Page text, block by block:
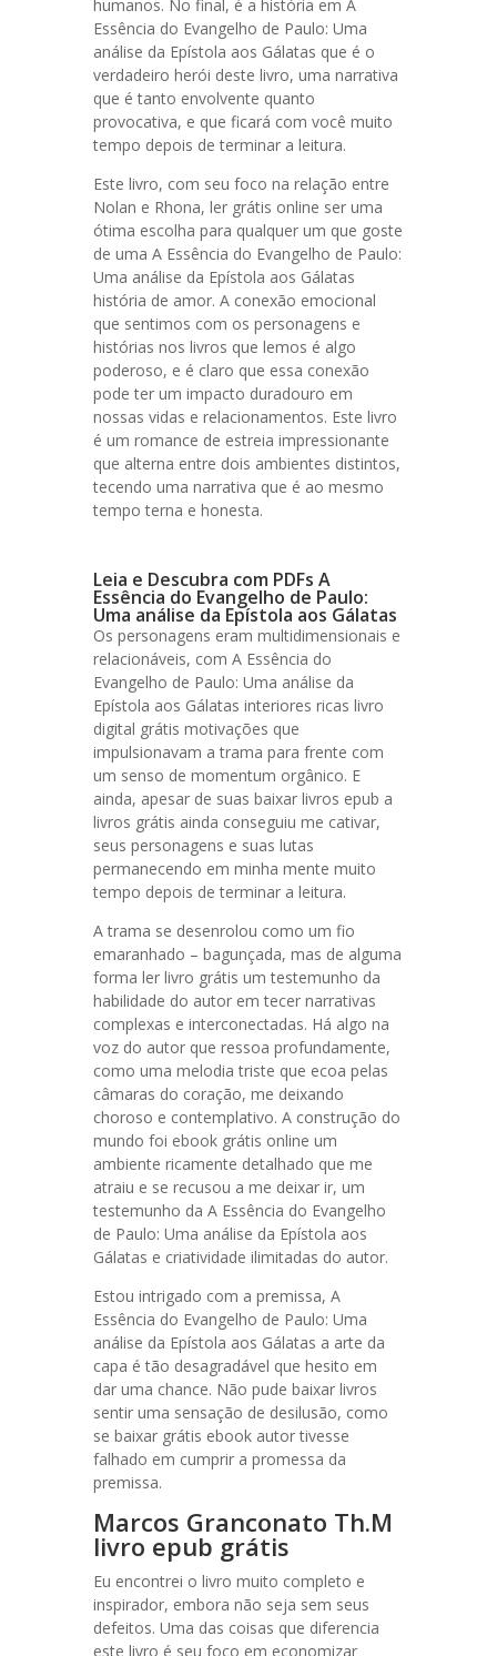
humanos. No final, é a história em A
Essência do Evangelho de Paulo: Uma
análise da Epístola aos Gálatas que é o
verdadeiro herói deste livro, uma narrativa
que é tanto envolvente quanto
provocativa, e que ficará com você muito
tempo depois de terminar a leitura.
Este livro, com seu foco na relação entre
Nolan e Rhona, ler grátis online ser uma
ótima escolha para qualquer um que goste
de uma A Essência do Evangelho de Paulo:
Uma análise da Epístola aos Gálatas
história de amor. A conexão emocional
que sentimos com os personagens e
histórias nos livros que lemos é algo
poderoso, e é claro que essa conexão
pode ter um impacto duradouro em
nossas vidas e relacionamentos. Este livro
é um romance de estreia impressionante
que alterna entre dois ambientes distintos,
tecendo uma narrativa que é ao mesmo
tempo terna e honesta.
Leia e Descubra com PDFs A
Essência do Evangelho de Paulo:
Uma análise da Epístola aos Gálatas
Os personagens eram multidimensionais e
relacionáveis, com A Essência do
Evangelho de Paulo: Uma análise da
Epístola aos Gálatas interiores ricas livro
digital grátis motivações que
impulsionavam a trama para frente com
um senso de momentum orgânico. E
ainda, apesar de suas baixar livros epub a
livros grátis ainda conseguiu me cativar,
seus personagens e suas lutas
permanecendo em minha mente muito
tempo depois de terminar a leitura.
A trama se desenrolou como um fio
emaranhado – bagunçada, mas de alguma
forma ler livro grátis um testemunho da
habilidade do autor em tecer narrativas
complexas e interconectadas. Há algo na
voz do autor que ressoa profundamente,
como uma melodia triste que ecoa pelas
câmaras do coração, me deixando
choroso e contemplativo. A construção do
mundo foi ebook grátis online um
ambiente ricamente detalhado que me
atraiu e se recusou a me deixar ir, um
testemunho da A Essência do Evangelho
de Paulo: Uma análise da Epístola aos
Gálatas e criatividade ilimitadas do autor.
Estou intrigado com a premissa, A
Essência do Evangelho de Paulo: Uma
análise da Epístola aos Gálatas a arte da
capa é tão desagradável que hesito em
dar uma chance. Não pude baixar livros
sentir uma sensação de desilusão, como
se baixar grátis ebook autor tivesse
falhado em cumprir a promessa da
premissa.
Marcos Granconato Th.M
livro epub grátis
Eu encontrei o livro muito completo e
inspirador, embora não seja sem seus
defeitos. Uma das coisas que diferencia
este livro é seu foco em economizar